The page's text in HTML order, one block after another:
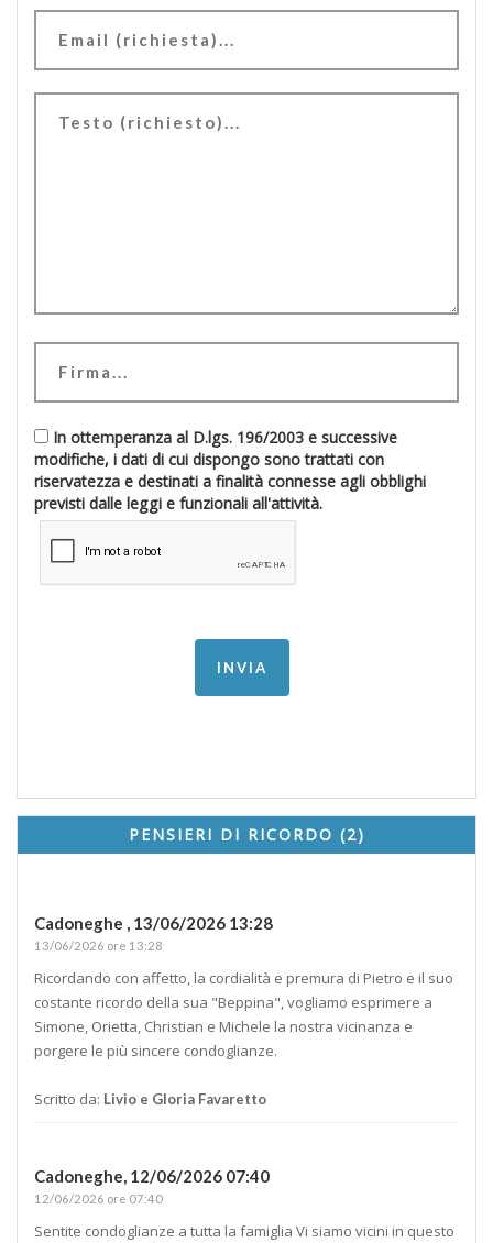
In ottemperanza al D.lgs. 196/2003 e successive
modifiche, i dati di cui dispongo sono trattati con
riservatezza e destinati a finalità connesse agli obblighi
previsti dalle leggi e funzionali all'attività.
PENSIERI DI RICORDO (2)
Cadoneghe , 13/06/2026 13:28
13/06/2026 ore 13:28
Ricordando con affetto, la cordialità e premura di Pietro e il suo
costante ricordo della sua "Beppina", vogliamo esprimere a
Simone, Orietta, Christian e Michele la nostra vicinanza e
porgere le più sincere condoglianze.
Scritto da: Livio e Gloria Favaretto
Cadoneghe, 12/06/2026 07:40
12/06/2026 ore 07:40
Sentite condoglianze a tutta la famiglia Vi siamo vicini in questo